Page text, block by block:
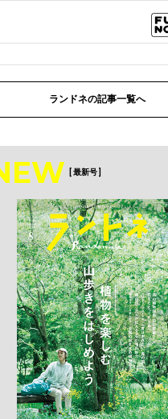
ランドネの記事一覧へ
[ 最新号 ]